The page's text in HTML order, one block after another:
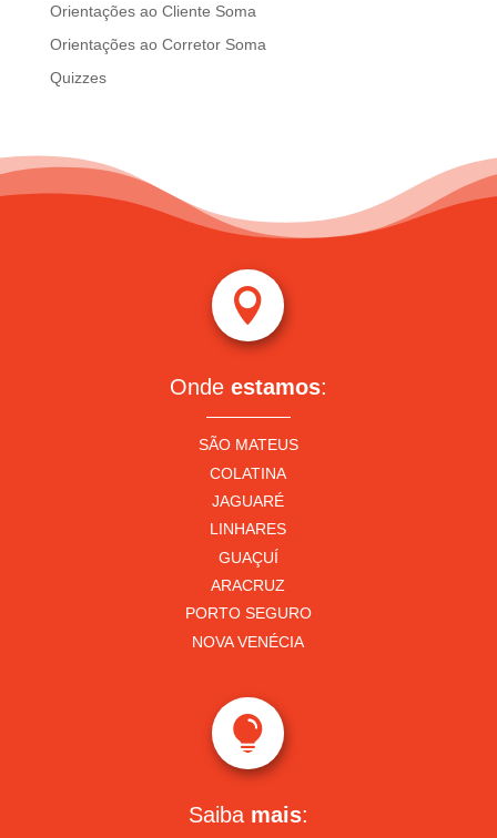
Orientações ao Cliente Soma
Orientações ao Corretor Soma
Quizzes

Onde estamos:
SÃO MATEUS
COLATINA
JAGUARÉ
LINHARES
GUAÇUÍ
ARACRUZ
PORTO SEGURO
NOVA VENÉCIA

Saiba mais: